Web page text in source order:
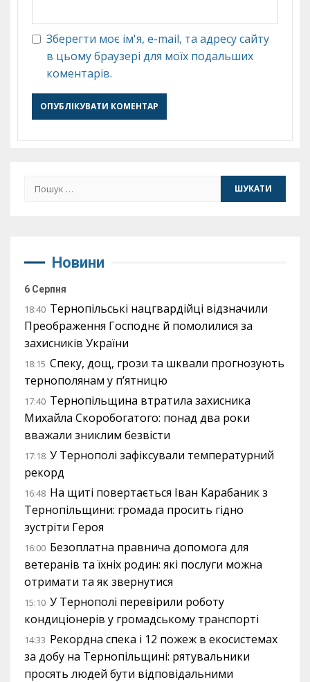
Зберегти моє ім'я, e-mail, та адресу сайту
в цьому браузері для моїх подальших
коментарів.
Пошук:
Новини
6 Серпня
18:40 Тернопільські нацгвардійці відзначили
Преображення Господнє й помолилися за
захисників України
18:15 Спеку, дощ, грози та шквали прогнозують
тернополянам у п’ятницю
17:40 Тернопільщина втратила захисника
Михайла Скоробогатого: понад два роки
вважали зниклим безвісти
17:18 У Тернополі зафіксували температурний
рекорд
16:48 На щиті повертається Іван Карабаник з
Тернопільщини: громада просить гідно
зустріти Героя
16:00 Безоплатна правнича допомога для
ветеранів та їхніх родин: які послуги можна
отримати та як звернутися
15:10 У Тернополі перевірили роботу
кондиціонерів у громадському транспорті
14:33 Рекордна спека і 12 пожеж в екосистемах
за добу на Тернопільщині: рятувальники
просять людей бути відповідальними